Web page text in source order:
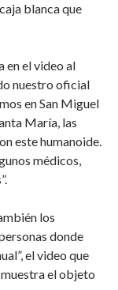
blanca que
en el video al
nuestro oficial
en San Miguel
María, las
este humanoide.
médicos,
los
donde
el video que
el objeto